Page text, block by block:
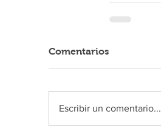
Comentarios
Escribir un comentario...